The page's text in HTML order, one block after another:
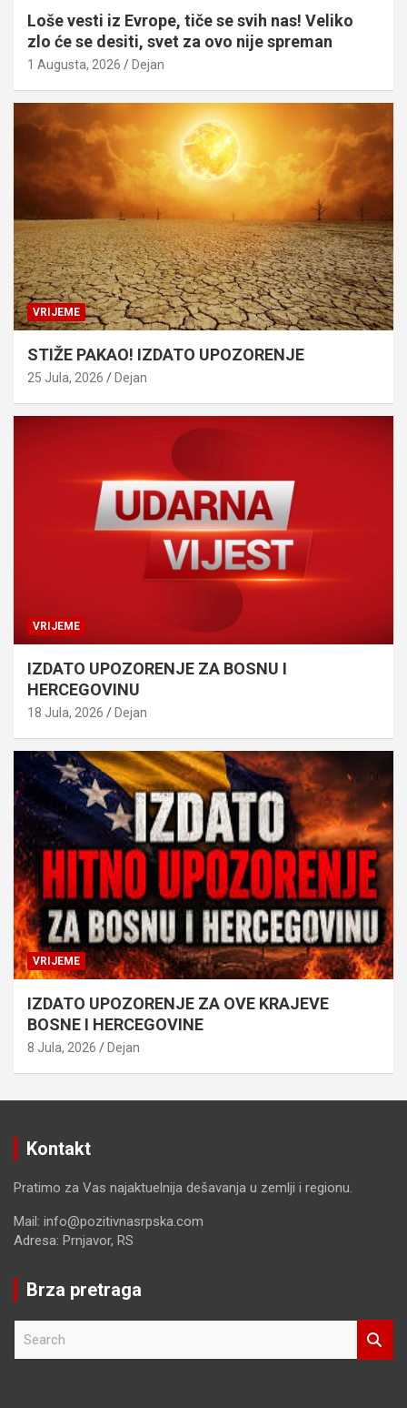
Loše vesti iz Evrope, tiče se svih nas! Veliko
zlo će se desiti, svet za ovo nije spreman
1 Augusta, 2026 Dejan
VRIJEME
STIŽE PAKAO! IZDATO UPOZORENJE
25 Jula, 2026 Dejan
VRIJEME
IZDATO UPOZORENJE ZA BOSNU I
HERCEGOVINU
18 Jula, 2026 Dejan
VRIJEME
IZDATO UPOZORENJE ZA OVE KRAJEVE
BOSNE I HERCEGOVINE
8 Jula, 2026 Dejan
Kontakt
Pratimo za Vas najaktuelnija dešavanja u zemlji i regionu.
Mail: info@pozitivnasrpska.com
Adresa: Prnjavor, RS
Brza pretraga